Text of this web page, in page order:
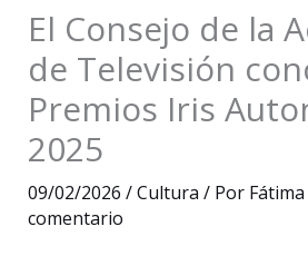
El Consejo de la
de Televisión
Premios Iris
2025
09/02/2026 /Cultura / Por
comentario